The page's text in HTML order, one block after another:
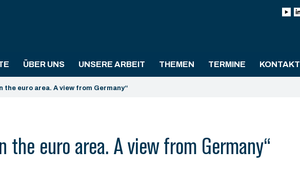
ÜBER UNS UNSERE ARBEIT THEMEN TERMINE KONTAKT
the euro area. A view from Germany“
the euro area. A view from Germany“